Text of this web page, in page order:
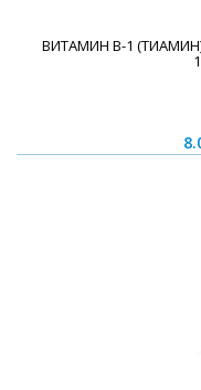
ВИТАМИН B-1 (ТИАМИН)/